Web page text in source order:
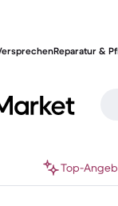
Reparatur &
Top-